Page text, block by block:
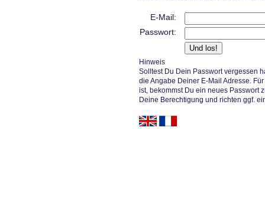
E-Mail:
Passwort:
Hinweis
Solltest Du Dein Passwort vergessen
die Angabe Deiner E-Mail Adresse.
ist, bekommst Du ein neues Passwort
Deine Berechtigung und richten ggf.